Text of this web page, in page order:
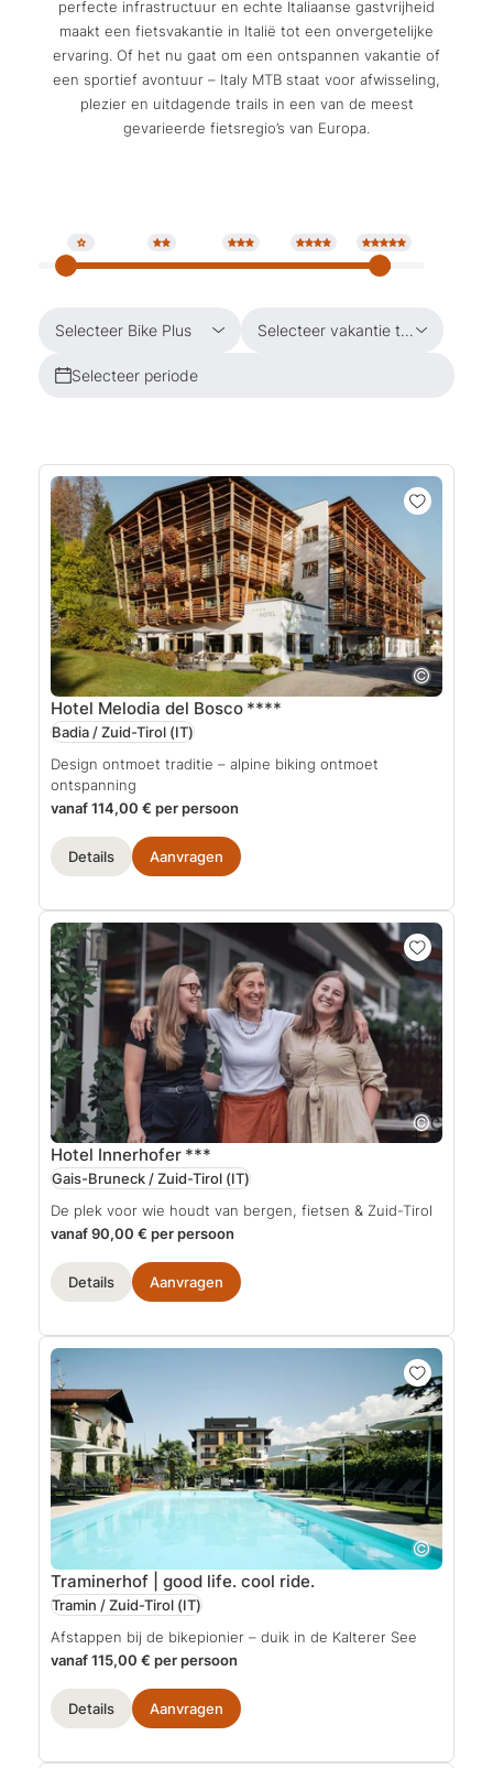
perfecte infrastructuur en echte Italiaanse gastvrijheid
maakt een fietsvakantie in Italië tot een onvergetelijke
ervaring. Of het nu gaat om een ontspannen vakantie of
een sportief avontuur – Italy MTB staat voor afwisseling,
plezier en uitdagende trails in een van de meest
gevarieerde fietsregio’s van Europa.
Selecteer Bike Plus Selecteer vakantie thema
Selecteer periode
Hotel Melodia del Bosco ****
Badia / Zuid-Tirol (IT)
Design ontmoet traditie – alpine biking ontmoet
ontspanning
vanaf 114,00 € per persoon
Details Aanvragen
Hotel Innerhofer ***
Gais-Bruneck / Zuid-Tirol (IT)
De plek voor wie houdt van bergen, fietsen & Zuid-Tirol
vanaf 90,00 € per persoon
Details Aanvragen
Traminerhof | good life. cool ride.
Tramin / Zuid-Tirol (IT)
Afstappen bij de bikepionier – duik in de Kalterer See
vanaf 115,00 € per persoon
Details Aanvragen